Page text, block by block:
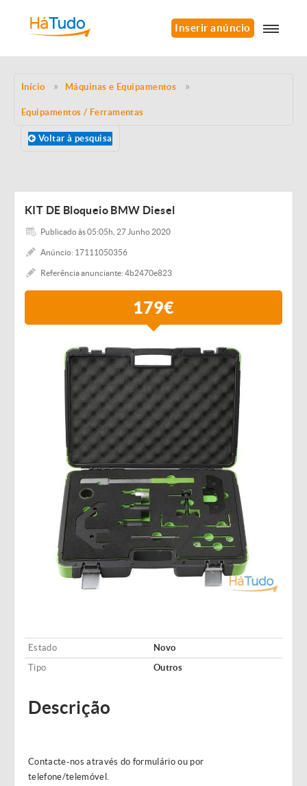
Inserir anúncio
Início Máquinas e Equipamentos
Equipamentos / Ferramentas
Voltar à pesquisa
KIT DE Bloqueio BMW Diesel
Publicado às 05:05h, 27 Junho 2020
Anúncio: 17111050356
Referência anunciante: 4b2470e823
179€
Estado
Novo
Tipo
Outros
Descrição
Contacte-nos através do formulário ou por
telefone/telemóvel.